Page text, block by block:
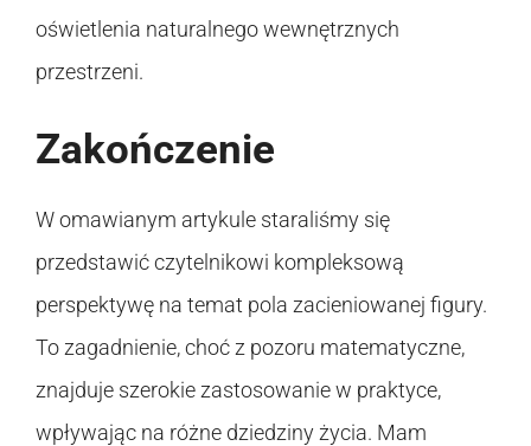
oświetlenia naturalnego wewnętrznych
przestrzeni.
Zakończenie
W omawianym artykule staraliśmy się
przedstawić czytelnikowi kompleksową
perspektywę na temat pola zacieniowanej figury.
To zagadnienie, choć z pozoru matematyczne,
znajduje szerokie zastosowanie w praktyce,
wpływając na różne dziedziny życia. Mam